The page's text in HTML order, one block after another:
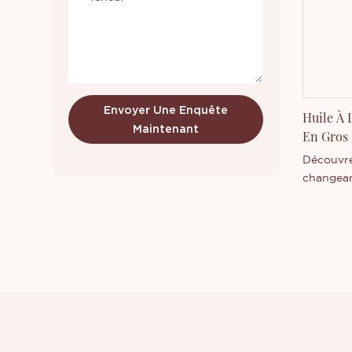
Envoyer Une Enquête
Maintenant
Huile À
En
Les